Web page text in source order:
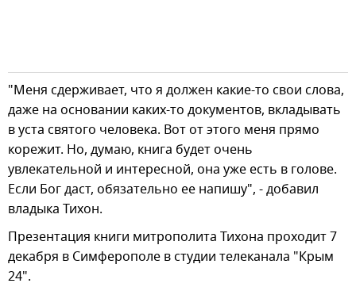
"Меня сдерживает, что я должен какие-то свои слова,
даже на основании каких-то документов, вкладывать
в уста святого человека. Вот от этого меня прямо
корежит. Но, думаю, книга будет очень
увлекательной и интересной, она уже есть в голове.
Если Бог даст, обязательно ее напишу", - добавил
владыка Тихон.
Презентация книги митрополита Тихона проходит 7
декабря в Симферополе в студии телеканала "Крым
24".